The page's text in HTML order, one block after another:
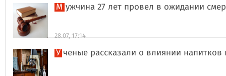
Мужчина 27 лет провел в ожидании
28.07, 17:14
Ученые рассказали о влиянии